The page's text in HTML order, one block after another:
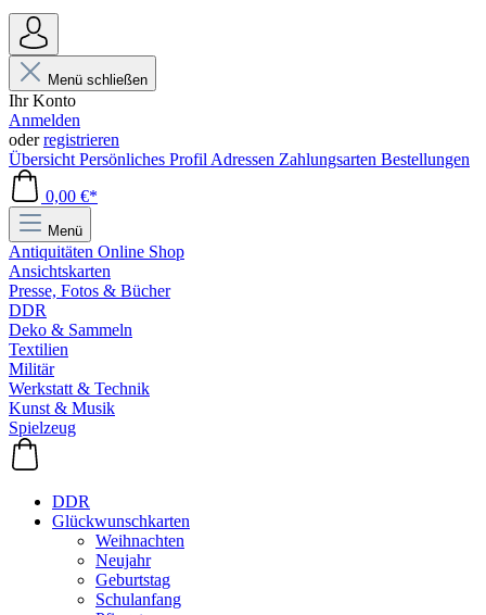
Menü schließen
Ihr Konto
Anmelden
oderregistrieren
Übersicht Persönliches Profil Adressen Zahlungsarten Bestellungen
0,00 €*
Menü
Antiquitäten Online Shop
Ansichtskarten
Presse, Fotos & Bücher
DDR
Deko & Sammeln
Textilien
Militär
Werkstatt & Technik
Kunst & Musik
Spielzeug
DDR
Glückwunschkarten
Weihnachten
Neujahr
Geburtstag
Schulanfang